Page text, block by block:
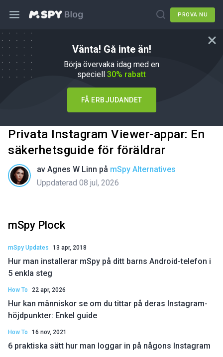
PROVA NU
Vänta! Gå inte än!
Börja övervaka idag med en
speciell 30% rabatt
FÅ ERBJUDANDET
Privata Instagram Viewer-appar: En
säkerhetsguide för föräldrar
av Agnes W Linn på mSpy Alternatives
Uppdaterad 08 jul, 2026
mSpy Plock
mSpy Updates 13 apr, 2018
Hur man installerar mSpy på ditt barns Android-telefon i
5 enkla steg
How To 22 apr, 2026
Hur kan människor se om du tittar på deras Instagram-
höjdpunkter: Enkel guide
How To 16 nov, 2021
6 praktiska sätt hur man loggar in på någons Instagram